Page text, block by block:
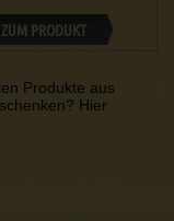
ZUM PRODUKT
Produkte aus
Hier